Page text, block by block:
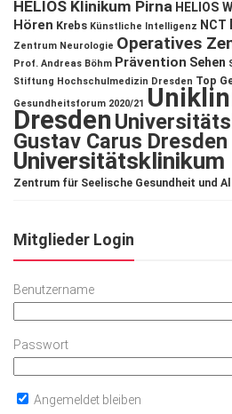
HELIOS Klinikum Pirna HELIOS
Hören Krebs Künstliche Intelligenz NCT
Zentrum Neurologie Operatives
Prof. Andreas Böhm Prävention Sehen
Stiftung Hochschulmedizin Dresden Top
Gesundheitsforum 2020/21
Dresden
Gustav Carus Dresden
Universitätsklinikum
Zentrum für Seelische Gesundheit und
Mitglieder Login
Benutzername
Passwort
Angemeldet bleiben